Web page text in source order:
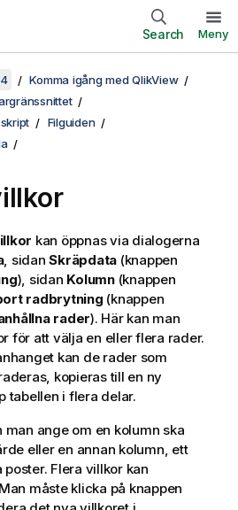
Search Meny
Komma igång med QlikView
Filguiden
kan öppnas via dialogerna
, sidanSkräpdata (knappen
), sidan Kolumn(knappen
radbrytning (knappen
rader). Här kan man
för att välja en eller flera rader.
kan de rader som
kopieras till en ny
tabellen i flera delar.
man ange om en kolumn ska
eller en annan kolumn, ett
Flera villkor kan
måste klicka på knappen